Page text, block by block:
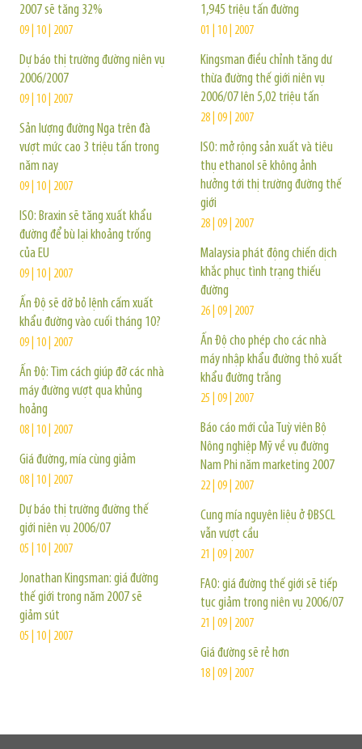
2007 sẽ tăng 32%
09 | 10 | 2007
Dự báo thị trường đường niên vụ
2006/2007
09 | 10 | 2007
Sản lượng đường Nga trên đà
vượt mức cao 3 triệu tấn trong
năm nay
09 | 10 | 2007
ISO: Braxin sẽ tăng xuất khẩu
đường để bù lại khoảng trống
của EU
09 | 10 | 2007
Ấn Độ sẽ dỡ bỏ lệnh cấm xuất
khẩu đường vào cuối tháng 10?
09 | 10 | 2007
Ấn Độ: Tìm cách giúp đỡ các nhà
máy đường vượt qua khủng
hoảng
08 | 10 | 2007
Giá đường, mía cùng giảm
08 | 10 | 2007
Dự báo thị trường đường thế
giới niên vụ 2006/07
05 | 10 | 2007
Jonathan Kingsman: giá đường
thế giới trong năm 2007 sẽ
giảm sút
05 | 10 | 2007
1,945 triệu tấn đường
01 | 10 | 2007
Kingsman điều chỉnh tăng dư
thừa đường thế giới niên vụ
2006/07 lên 5,02 triệu tấn
28 | 09 | 2007
ISO: mở rộng sản xuất và tiêu
thụ ethanol sẽ không ảnh
hưởng tới thị trường đường thế
giới
28 | 09 | 2007
Malaysia phát động chiến dịch
khắc phục tình trạng thiếu
đường
26 | 09 | 2007
Ấn Độ cho phép cho các nhà
máy nhập khẩu đường thô xuất
khẩu đường trắng
25 | 09 | 2007
Báo cáo mới của Tuỳ viên Bộ
Nông nghiệp Mỹ về vụ đường
Nam Phi năm marketing 2007
22 | 09 | 2007
Cung mía nguyên liệu ở ĐBSCL
vẫn vượt cầu
21 | 09 | 2007
FAO: giá đường thế giới sẽ tiếp
tục giảm trong niên vụ 2006/07
21 | 09 | 2007
Giá đường sẽ rẻ hơn
18 | 09 | 2007